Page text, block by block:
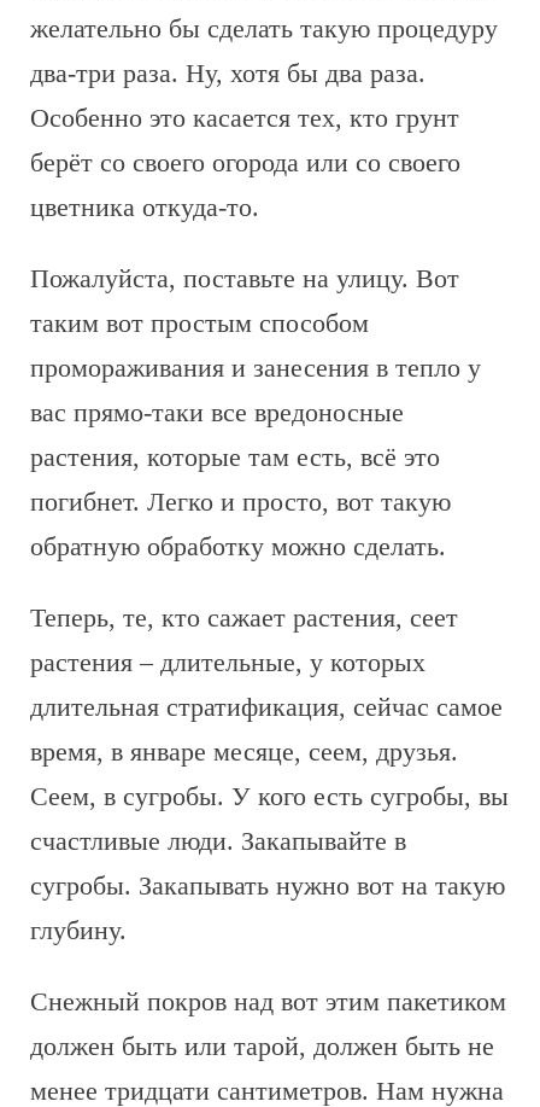
желательно бы сделать такую процедуру
два-три раза. Ну, хотя бы два раза.
Особенно это касается тех, кто грунт
берёт со своего огорода или со своего
цветника откуда-то.
Пожалуйста, поставьте на улицу. Вот
таким вот простым способом
промораживания и занесения в тепло у
вас прямо-таки все вредоносные
растения, которые там есть, всё это
погибнет. Легко и просто, вот такую
обратную обработку можно сделать.
Теперь, те, кто сажает растения, сеет
растения – длительные, у которых
длительная стратификация, сейчас самое
время, в январе месяце, сеем, друзья.
Сеем, в сугробы. У кого есть сугробы, вы
счастливые люди. Закапывайте в
сугробы. Закапывать нужно вот на такую
глубину.
Снежный покров над вот этим пакетиком
должен быть или тарой, должен быть не
менее тридцати сантиметров. Нам нужна